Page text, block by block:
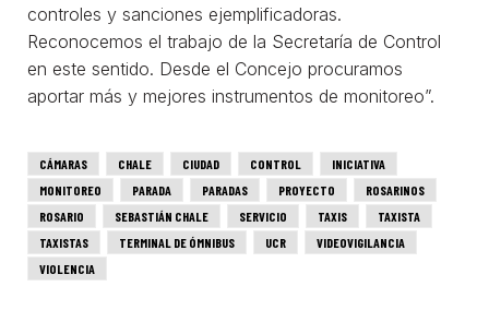
controles y sanciones ejemplificadoras.
Reconocemos el trabajo de la Secretaría de Control
en este sentido. Desde el Concejo procuramos
aportar más y mejores instrumentos de monitoreo”.
CÁMARAS CHALE CIUDAD CONTROL
INICIATIVA
MONITOREO
PARADA PARADAS PROYECTO
ROSARINOS
ROSARIO
SEBASTIÁN CHALE SERVICIO TAXIS
TAXISTA
TAXISTAS
TERMINAL DE ÓMNIBUS UCR
VIDEOVIGILANCIA
VIOLENCIA